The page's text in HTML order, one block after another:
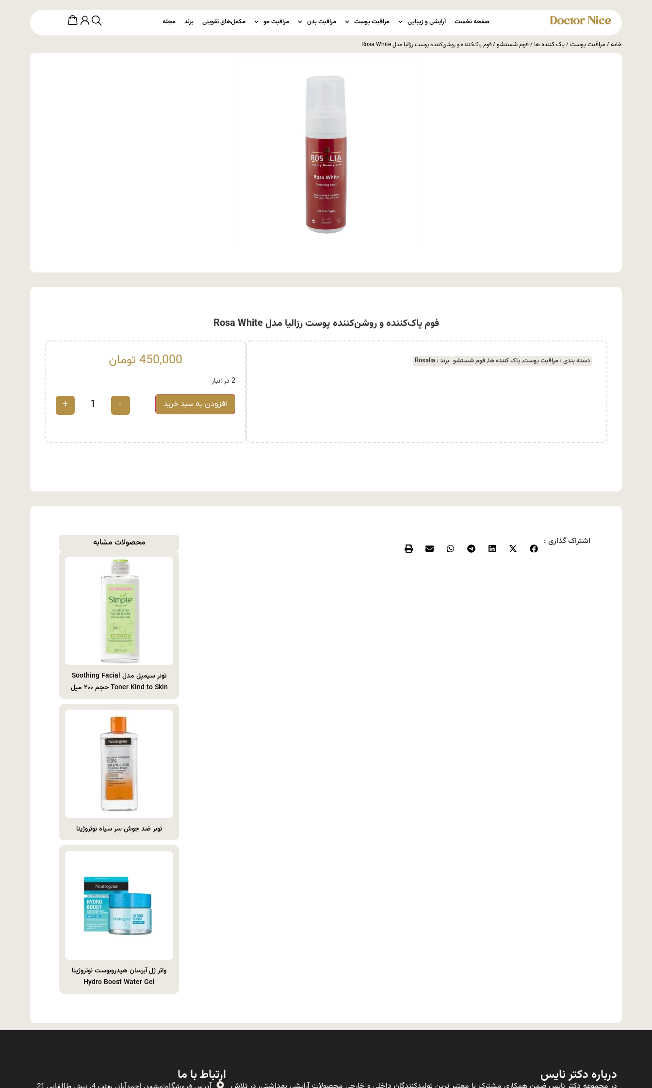
صفحه نخست آرایشی و زیبایی مراقبت پوست مراقبت بدن مراقبت مو مکمل‌های تقویتی برند مجله
خانه/مراقبت پوست/پاک کننده ها /فوم شستشو/ فوم پاک‌کننده و روشن‌کننده پوست رزالیا مدل Rosa White
فوم پاک‌کننده و روشن‌کننده پوست رزالیا مدل Rosa White
دسته بندی : مراقبت پوست,پاک کننده ها,فوم شستشو برند : Rosalia
450,000 تومان
2 در انبار
-
+ افزودن به سبد خرید
اشتراک گذاری : محصولات مشابه
تونر سیمپل مدل Soothing Facial
Toner Kind to Skin حجم ۲۰۰ میل
تونر ضد جوش سر سیاه نوتروژینا
واتر ژل آبرسان هیدروبوست نوتروژینا
Hydro Boost Water Gel
درباره دکتر نایس ارتباط با ما
آدرس فروشگاه:مشهد، احمدآباد، بعثت 4، نبش طالقانی 21